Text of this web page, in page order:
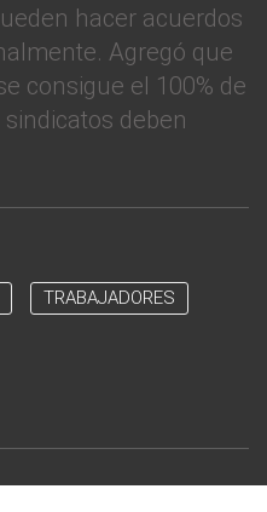
hacer acuerdos
Agregó que
consigue el 100% de
deben
TRABAJADORES